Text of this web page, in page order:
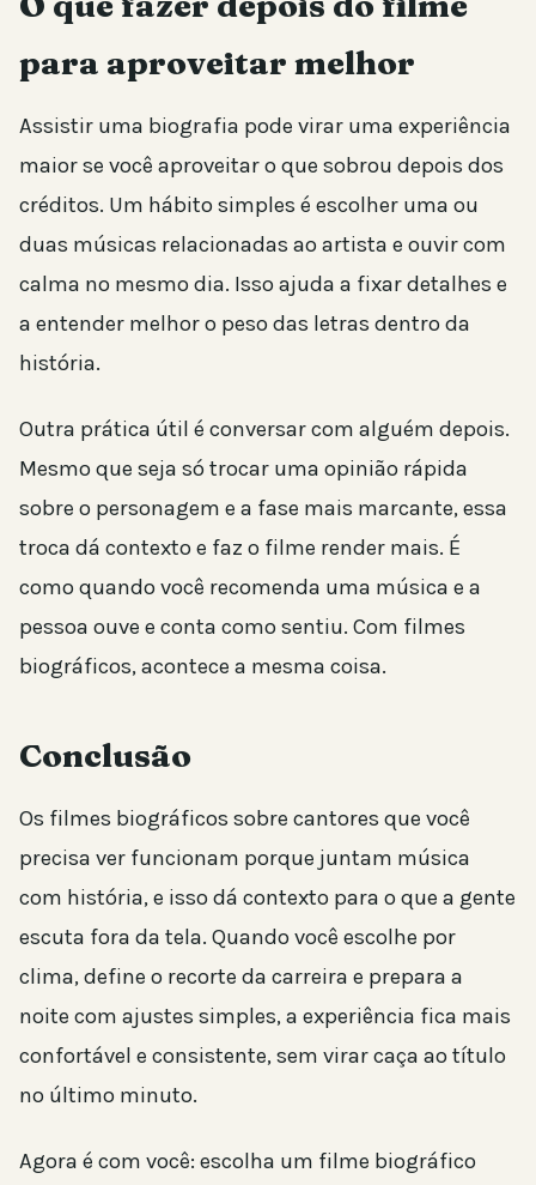
para aproveitar melhor
Assistir uma biografia pode virar uma experiência
maior se você aproveitar o que sobrou depois dos
créditos. Um hábito simples é escolher uma ou
duas músicas relacionadas ao artista e ouvir com
calma no mesmo dia. Isso ajuda a fixar detalhes e
a entender melhor o peso das letras dentro da
história.
Outra prática útil é conversar com alguém depois.
Mesmo que seja só trocar uma opinião rápida
sobre o personagem e a fase mais marcante, essa
troca dá contexto e faz o filme render mais. É
como quando você recomenda uma música e a
pessoa ouve e conta como sentiu. Com filmes
biográficos, acontece a mesma coisa.
Conclusão
Os filmes biográficos sobre cantores que você
precisa ver funcionam porque juntam música
com história, e isso dá contexto para o que a gente
escuta fora da tela. Quando você escolhe por
clima, define o recorte da carreira e prepara a
noite com ajustes simples, a experiência fica mais
confortável e consistente, sem virar caça ao título
no último minuto.
Agora é com você: escolha um filme biográfico